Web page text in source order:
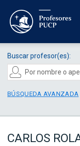
Buscar profesor(es):
BÚSQUEDA AVANZADA
CARLOS